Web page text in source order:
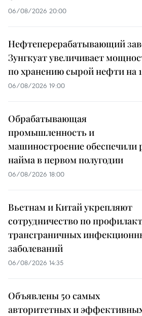
06/08/2026 20:00
Нефтеперерабатывающий
Зунгкуат увеличивает
по хранению сырой нефти на
06/08/2026 19:00
Обрабатывающая
промышленность и
машиностроение обеспечили
найма в первом полугодии
06/08/2026 18:00
Вьетнам и Китай укрепляют
сотрудничество по
трансграничных
заболеваний
06/08/2026 14:35
Объявлены 50 самых
авторитетных и